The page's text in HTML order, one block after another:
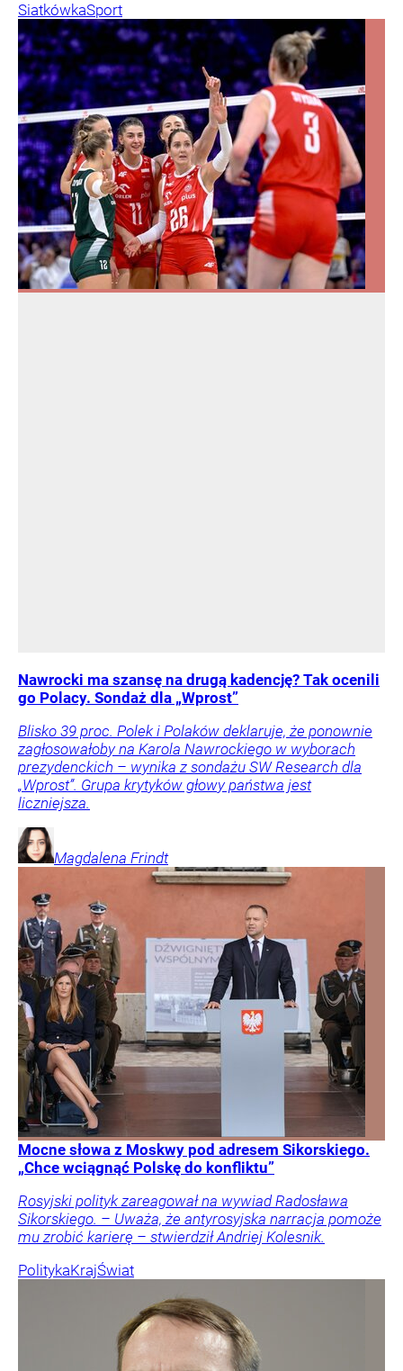
SiatkówkaSport
Nawrocki ma szansę na drugą kadencję? Tak ocenili
go Polacy. Sondaż dla „Wprost”
Blisko 39 proc. Polek i Polaków deklaruje, że ponownie
zagłosowałoby na Karola Nawrockiego w wyborach
prezydenckich – wynika z sondażu SW Research dla
„Wprost”. Grupa krytyków głowy państwa jest
liczniejsza.
Magdalena Frindt
Mocne słowa z Moskwy pod adresem Sikorskiego.
„Chce wciągnąć Polskę do konfliktu”
Rosyjski polityk zareagował na wywiad Radosława
Sikorskiego. – Uważa, że antyrosyjska narracja pomoże
mu zrobić karierę – stwierdził Andriej Kolesnik.
PolitykaKrajŚwiat